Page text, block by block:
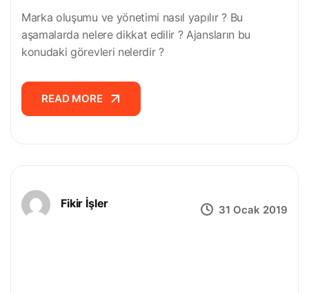
Marka oluşumu ve yönetimi nasıl yapılır ? Bu
aşamalarda nelere dikkat edilir ? Ajansların bu
konudaki görevleri nelerdir ?
READ MORE
Fikir İşler 31 Ocak 2019